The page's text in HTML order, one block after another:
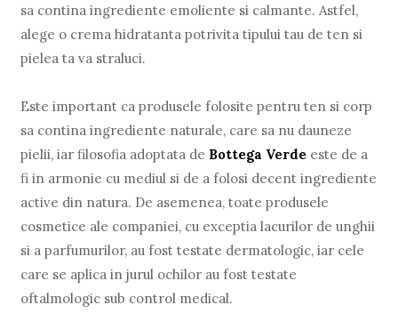
sa contina ingrediente emoliente si calmante. Astfel,
alege o crema hidratanta potrivita tipului tau de ten si
pielea ta va straluci.
Este important ca produsele folosite pentru ten si corp
sa contina ingrediente naturale, care sa nu dauneze
pielii, iar filosofia adoptata de Bottega Verde este de a
fi in armonie cu mediul si de a folosi decent ingrediente
active din natura. De asemenea, toate produsele
cosmetice ale companiei, cu exceptia lacurilor de unghii
si a parfumurilor, au fost testate dermatologic, iar cele
care se aplica in jurul ochilor au fost testate
oftalmologic sub control medical.